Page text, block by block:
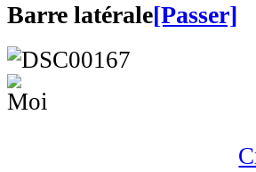
Barre latérale[Passer]